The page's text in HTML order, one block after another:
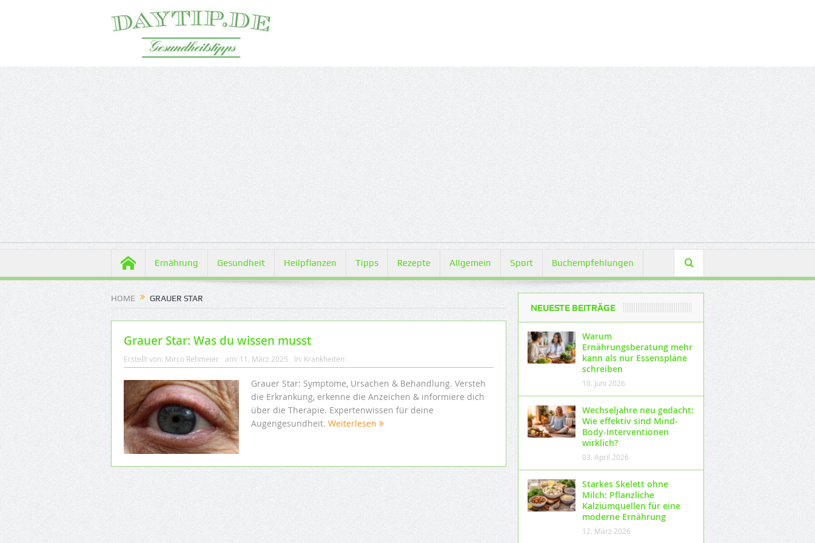
Ernährung Gesundheit Heilpflanzen Tipps Rezepte Allgemein Sport Buchempfehlungen
HOME GRAUER STAR
Grauer Star: Was du wissen musst
Erstellt von: Mirco Rehmeier am: 11. März 2025 In: Krankheiten
Grauer Star: Symptome, Ursachen & Behandlung. Versteh
die Erkrankung, erkenne die Anzeichen & informiere dich
über die Therapie. Expertenwissen für deine
Augengesundheit. Weiterlesen
NEUESTE BEITRÄGE
Warum
Ernährungsberatung mehr
kann als nur Essenspläne
schreiben
10. Juni 2026
Wechseljahre neu gedacht:
Wie effektiv sind Mind-
Body-Interventionen
wirklich?
03. April 2026
Starkes Skelett ohne
Milch: Pflanzliche
Kalziumquellen für eine
moderne Ernährung
12. März 2026